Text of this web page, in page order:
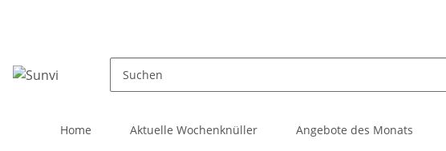
Home Aktuelle Wochenknüller Angebote des Monats